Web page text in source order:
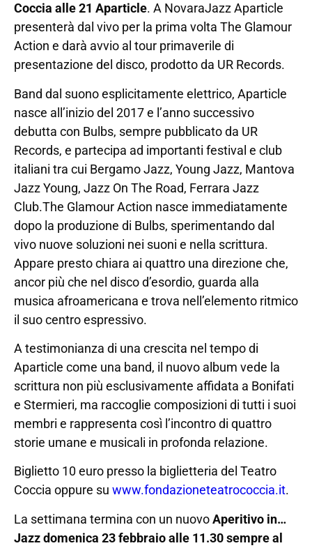
Coccia alle 21 Aparticle. A NovaraJazz Aparticle
presenterà dal vivo per la prima volta The Glamour
Action e darà avvio al tour primaverile di
presentazione del disco, prodotto da UR Records.
Band dal suono esplicitamente elettrico, Aparticle
nasce all’inizio del 2017 e l’anno successivo
debutta con Bulbs, sempre pubblicato da UR
Records, e partecipa ad importanti festival e club
italiani tra cui Bergamo Jazz, Young Jazz, Mantova
Jazz Young, Jazz On The Road, Ferrara Jazz
Club.The Glamour Action nasce immediatamente
dopo la produzione di Bulbs, sperimentando dal
vivo nuove soluzioni nei suoni e nella scrittura.
Appare presto chiara ai quattro una direzione che,
ancor più che nel disco d’esordio, guarda alla
musica afroamericana e trova nell’elemento ritmico
il suo centro espressivo.
A testimonianza di una crescita nel tempo di
Aparticle come una band, il nuovo album vede la
scrittura non più esclusivamente affidata a Bonifati
e Stermieri, ma raccoglie composizioni di tutti i suoi
membri e rappresenta così l’incontro di quattro
storie umane e musicali in profonda relazione.
Biglietto 10 euro presso la biglietteria del Teatro
Coccia oppure su www.fondazioneteatrococcia.it.
La settimana termina con un nuovoAperitivo in…
Jazz domenica 23 febbraio alle 11.30 sempre al